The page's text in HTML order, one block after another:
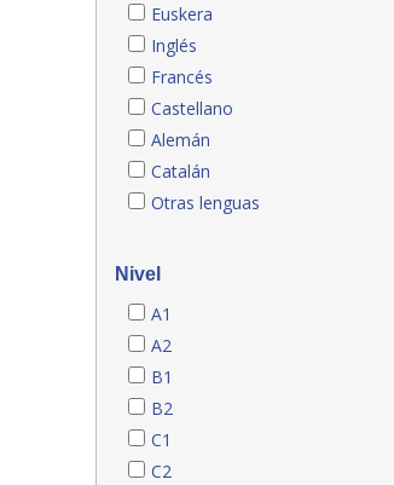
Euskera
Inglés
Francés
Castellano
Alemán
Catalán
Otras lenguas
Nivel
A1
A2
B1
B2
C1
C2